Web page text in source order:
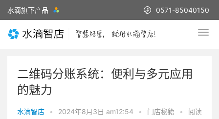
水滴旗下产品 0571-85040150
二维码分账系统：便利与多元应用
的魅力
水滴智店 • 2024年8月3日 am12:54 • 门店秘籍 •
阅读